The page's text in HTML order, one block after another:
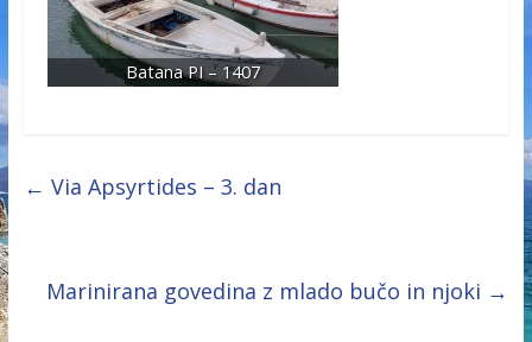
Batana PI – 1407
← Via Apsyrtides – 3. dan
Marinirana govedina z mlado bučo in njoki →